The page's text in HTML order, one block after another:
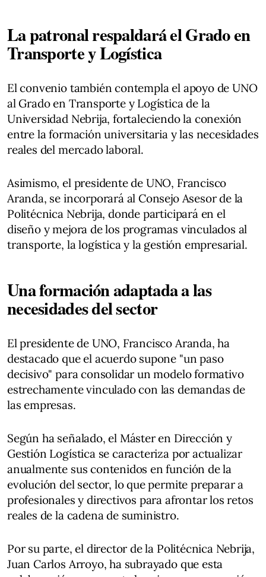
La patronal respaldará el Grado en
Transporte y Logística
El convenio también contempla el apoyo de UNO
al Grado en Transporte y Logística de la
Universidad Nebrija, fortaleciendo la conexión
entre la formación universitaria y las necesidades
reales del mercado laboral.
Asimismo, el presidente de UNO, Francisco
Aranda, se incorporará al Consejo Asesor de la
Politécnica Nebrija, donde participará en el
diseño y mejora de los programas vinculados al
transporte, la logística y la gestión empresarial.
Una formación adaptada a las
necesidades del sector
El presidente de UNO, Francisco Aranda, ha
destacado que el acuerdo supone "un paso
decisivo" para consolidar un modelo formativo
estrechamente vinculado con las demandas de
las empresas.
Según ha señalado, el Máster en Dirección y
Gestión Logística se caracteriza por actualizar
anualmente sus contenidos en función de la
evolución del sector, lo que permite preparar a
profesionales y directivos para afrontar los retos
reales de la cadena de suministro.
Por su parte, el director de la Politécnica Nebrija,
Juan Carlos Arroyo, ha subrayado que esta